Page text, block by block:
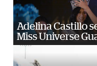
Adelina Castillo
Miss Universe